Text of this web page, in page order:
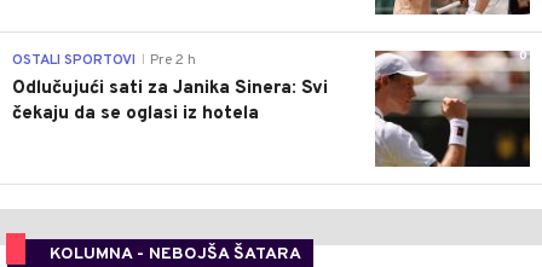
0
OSTALI SPORTOVI Pre 2 h
Odlučujući sati za Janika Sinera: Svi
čekaju da se oglasi iz hotela
KOLUMNA - NEBOJŠA ŠATARA